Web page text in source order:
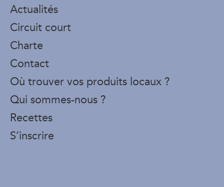
Actualités
Circuit court
Charte
Contact
Où trouver vos produits locaux ?
Qui sommes-nous ?
Recettes
S’inscrire